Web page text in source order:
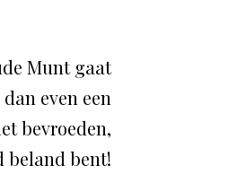
Munt gaat
even een
bevroeden,
beland bent!